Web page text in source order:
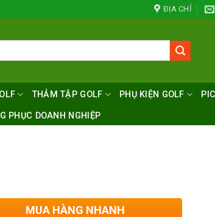
ĐỊA CHỈ
THẢM TẬP GOLF PHỤ KIỆN GOLF
PHỤC DOANH NGHIỆP
MUA HÀNG NHANH